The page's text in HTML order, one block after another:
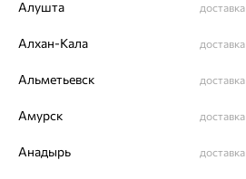
Проба:585
Бренд:MAGIC STONES
Вес металла:
Характеристика вставки:
Алушта доставка
Алхан-Кала доставка
Альметьевск доставка
Амурск доставка
Анадырь доставка